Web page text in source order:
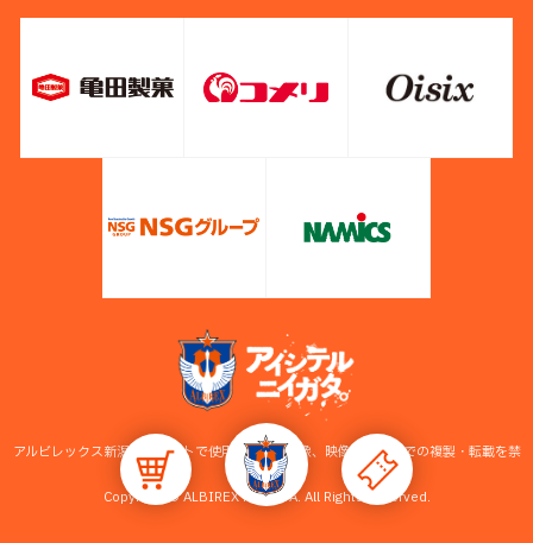
アルビレックス新潟公式サイトで使用している画像、映像等の無断での複製・転載を禁
止します。
Copyright © ALBIREX NIIGATA. All Rights Reserved.